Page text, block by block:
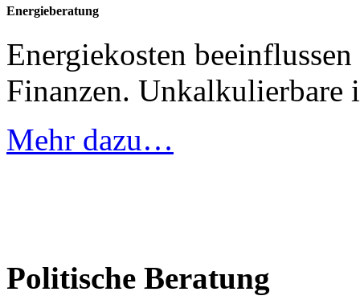
Energieberatung
Energiekosten
Finanzen. Unkalkulierbare
Mehr dazu…
Politische Beratung